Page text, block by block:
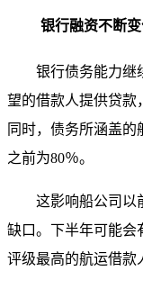
银行融资不断
银行债务能力继
望的借款人提供贷款
同时，债务所涵盖的
之前为80％。
这影响船公司以
缺口。下半年可能会
评级最高的航运借款